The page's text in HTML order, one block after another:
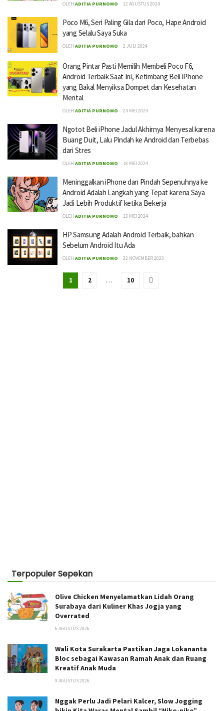
OLEH ADITIA PURNOMO 12 AGUSTUS 2024
Poco M6, Seri Paling Gila dari Poco, Hape Android
yang Selalu Saya Suka
OLEH ADITIA PURNOMO 2 JULI 2024
Orang Pintar Pasti Memilih Membeli Poco F6,
Android Terbaik Saat Ini, Ketimbang Beli iPhone
yang Bakal Menyiksa Dompet dan Kesehatan
Mental
OLEH ADITIA PURNOMO 24 MEI 2024
Ngotot Beli iPhone Jadul Akhirnya Menyesal karena
Buang Duit, Lalu Pindah ke Android dan Terbebas
dari Stres
OLEH ADITIA PURNOMO 18 MEI 2024
Meninggalkan iPhone dan Pindah Sepenuhnya ke
Android Adalah Langkah yang Tepat karena Saya
Jadi Lebih Produktif ketika Bekerja
OLEH ADITIA PURNOMO 13 MEI 2024
HP Samsung Adalah Android Terbaik, bahkan
Sebelum Android Itu Ada
OLEH ADITIA PURNOMO 22 NOVEMBER 2023
1 2 … 10
Terpopuler Sepekan
Olive Chicken Menyelamatkan Lidah Orang
Surabaya dari Kuliner Khas Jogja yang
Overrated
6 AGUSTUS 2026
Wali Kota Surakarta Pastikan Jaga Lokananta
Bloc sebagai Kawasan Ramah Anak dan Ruang
Kreatif Anak Muda
9 AGUSTUS 2026
Nggak Perlu Jadi Pelari Kalcer, Slow Jogging